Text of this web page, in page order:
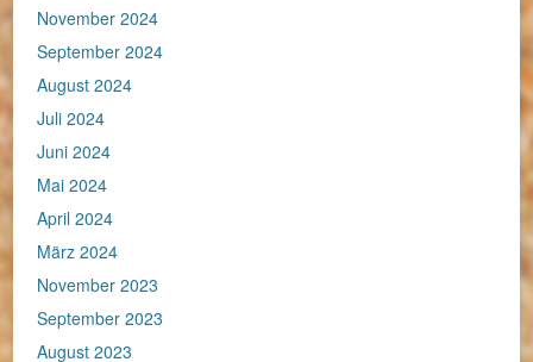
November 2024
September 2024
August 2024
Juli 2024
Juni 2024
Mai 2024
April 2024
März 2024
November 2023
September 2023
August 2023